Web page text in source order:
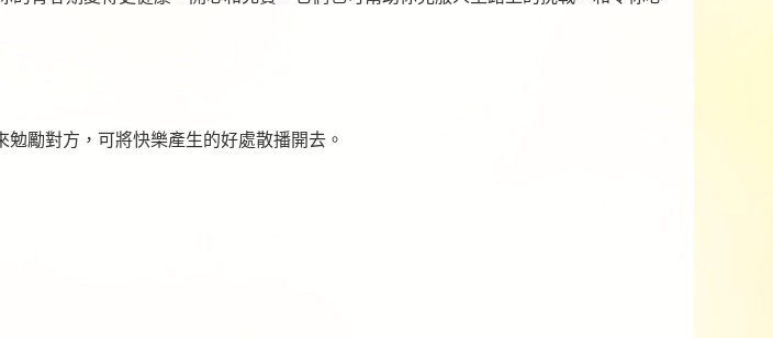
勵對方，可將快樂產生的好處散播開去。